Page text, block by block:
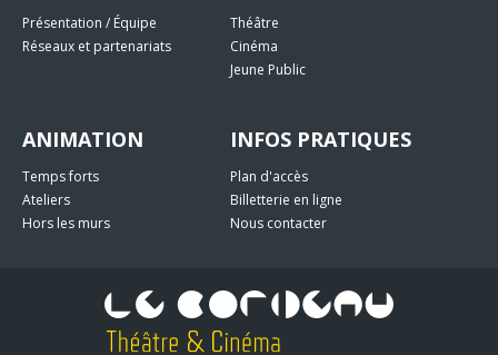
Présentation / Équipe
Réseaux et partenariats
Théâtre
Cinéma
Jeune Public
ANIMATION
Temps forts
Ateliers
Hors les murs
INFOS PRATIQUES
Plan d'accès
Billetterie en ligne
Nous contacter